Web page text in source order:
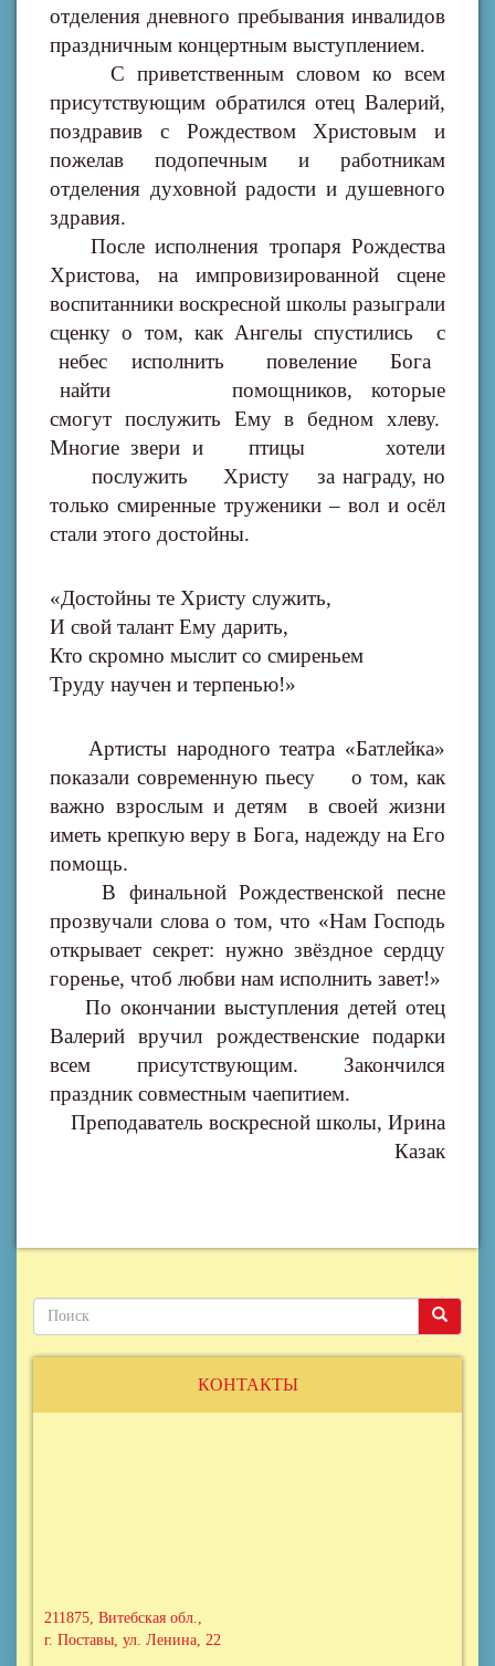
отделения дневного пребывания инвалидов
праздничным концертным выступлением.
С приветственным словом ко всем
присутствующим обратился отец Валерий,
поздравив с Рождеством Христовым и
пожелав подопечным и работникам
отделения духовной радости и душевного
здравия.
После исполнения тропаря Рождества
Христова, на импровизированной сцене
воспитанники воскресной школы разыграли
сценку о том, как Ангелы спустились с
небес исполнить повеление Бога
найти помощников, которые
смогут послужить Ему в бедном хлеву.
Многие звери и птицы хотели
послужить Христу за награду, но
только смиренные труженики – вол и осёл
стали этого достойны.
«Достойны те Христу служить,
И свой талант Ему дарить,
Кто скромно мыслит со смиреньем
Труду научен и терпенью!»
Артисты народного театра «Батлейка»
показали современную пьесу о том, как
важно взрослым и детям в своей жизни
иметь крепкую веру в Бога, надежду на Его
помощь.
В финальной Рождественской песне
прозвучали слова о том, что «Нам Господь
открывает секрет: нужно звёздное сердцу
горенье, чтоб любви нам исполнить завет!»
По окончании выступления детей отец
Валерий вручил рождественские подарки
всем присутствующим. Закончился
праздник совместным чаепитием.
Преподаватель воскресной школы, Ирина
Казак
Поиск
Поиск Поиск
КОНТАКТЫ
211875, Витебская обл.,
г. Поставы, ул. Ленина, 22